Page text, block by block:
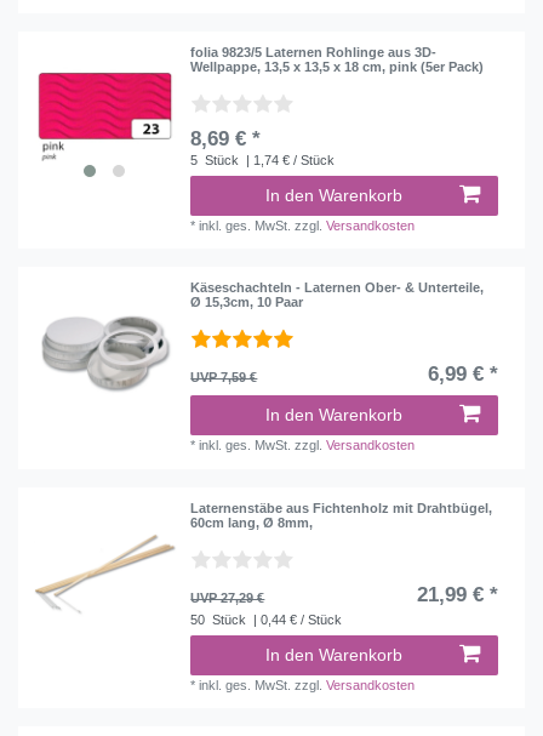
folia 9823/5 Laternen Rohlinge aus 3D-
Wellpappe, 13,5 x 13,5 x 18 cm, pink (5er Pack)
8,69 € *
5 Stück | 1,74 € / Stück
In den Warenkorb
*inkl. ges. MwSt. zzgl.Versandkosten
Käseschachteln - Laternen Ober- & Unterteile,
Ø 15,3cm, 10 Paar
UVP 7,59 € 6,99 € *
In den Warenkorb
*inkl. ges. MwSt. zzgl.Versandkosten
Laternenstäbe aus Fichtenholz mit Drahtbügel,
60cm lang, Ø 8mm,
UVP 27,29 € 21,99 € *
50 Stück | 0,44 € / Stück
In den Warenkorb
*inkl. ges. MwSt. zzgl.Versandkosten